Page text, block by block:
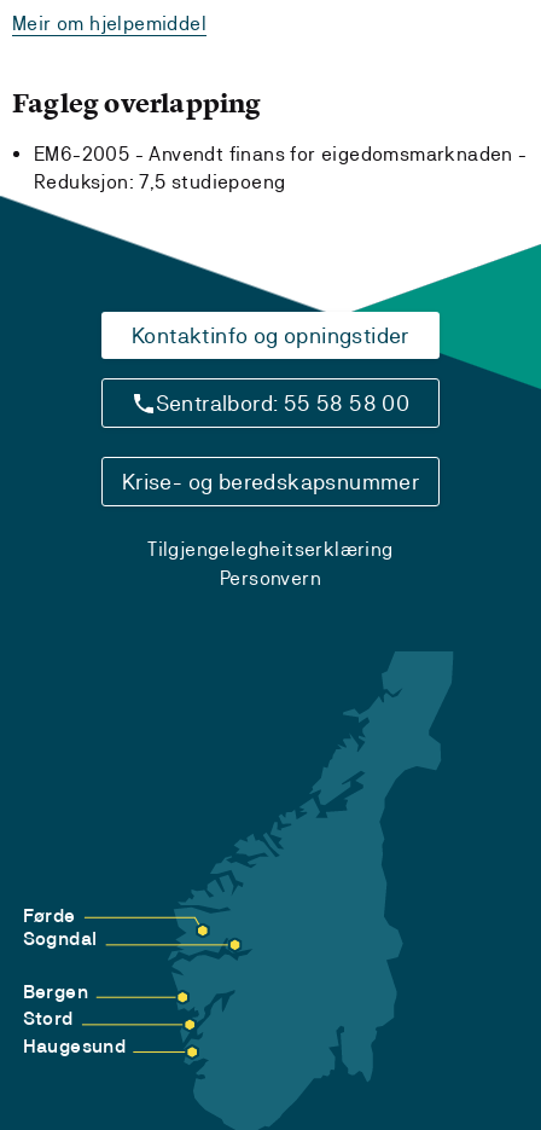
Meir om hjelpemiddel
Fagleg overlapping
EM6-2005 - Anvendt finans for eigedomsmarknaden -
Reduksjon: 7,5 studiepoeng
Kontaktinfo og opningstider
Sentralbord: 55 58 58 00
Krise- og beredskapsnummer
Tilgjengelegheitserklæring
Personvern
Førde
Sogndal
Bergen
Stord
Haugesund